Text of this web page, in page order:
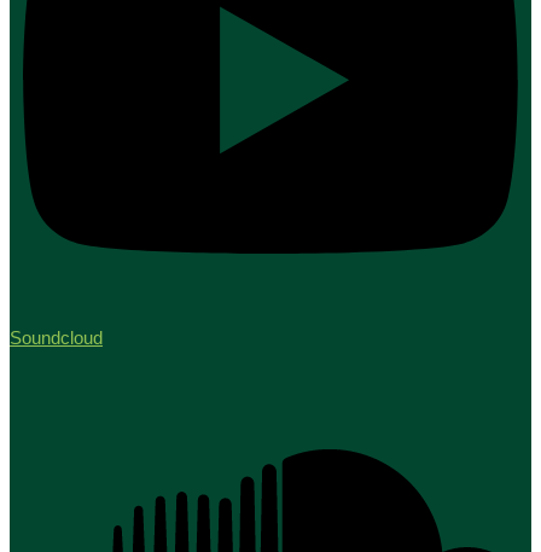
Soundcloud